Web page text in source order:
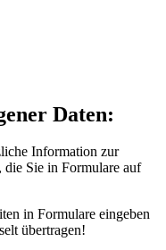
Daten:
Information zur
die Sie in Formulare auf
in Formulare eingeben
übertragen!